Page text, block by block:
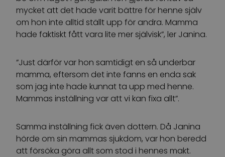
mycket att det hade varit bättre för henne själv
om hon inte alltid ställt upp för andra. Mamma
hade faktiskt fått vara lite mer självisk”, ler Janina.
”Just därför var hon samtidigt en så underbar
mamma, eftersom det inte fanns en enda sak
som jag inte hade kunnat ta upp med henne.
Mammas inställning var att vi kan fixa allt”.
Samma inställning fick även dottern. Då Janina
hörde om sin mammas sjukdom, var hon beredd
att försöka göra allt som stod i hennes makt.